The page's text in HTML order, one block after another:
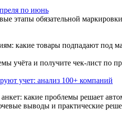
по июнь
этапы обязательной
какие товары подпадают под
учёта и получите чек-лист по
учет: анализ 100+ компаний
какие проблемы решает
выводы и практические